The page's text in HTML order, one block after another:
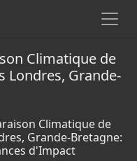
Climatique de
Londres, Grande-
Climatique de
Grande-Bretagne:
d'Impact